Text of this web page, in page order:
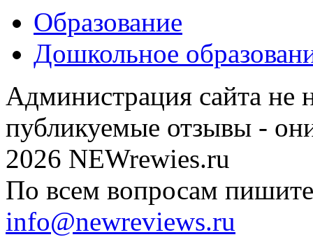
Образование
Дошкольное
Администрация сайта не
публикуемые отзывы -
2026 NEWrewies.ru
По всем вопросам
info@newreviews.ru